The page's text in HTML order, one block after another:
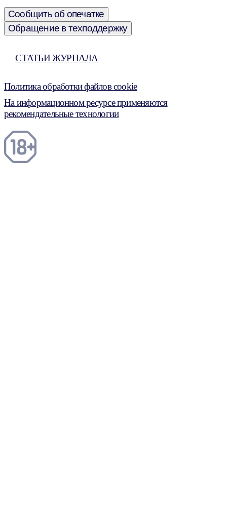
Сообщить об опечатке
Обращение в техподдержку
СТАТЬИ ЖУРНАЛА
Политика обработки файлов cookie
На информационном ресурсе применяются
рекомендательные технологии